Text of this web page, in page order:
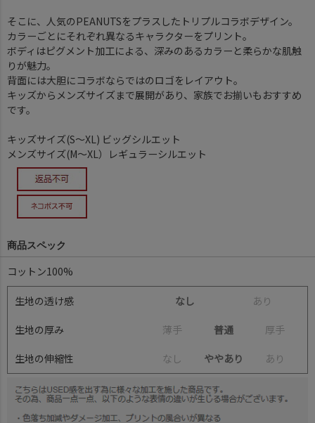
そこに、人気のPEANUTSをプラスしたトリプルコラボデザイン。
カラーごとにそれぞれ異なるキャラクターをプリント。
ボディはピグメント加工による、深みのあるカラーと柔らかな肌触
りが魅力。
背面には大胆にコラボならではのロゴをレイアウト。
キッズからメンズサイズまで展開があり、家族でお揃いもおすすめ
です。
キッズサイズ(S～XL) ビッグシルエット
メンズサイズ(M～XL）レギュラーシルエット
商品スペック
コットン100%
生地の透け感 なし あ り
生地の厚み 薄手 普通 厚手
生地の伸縮性 な し ややあり あ り